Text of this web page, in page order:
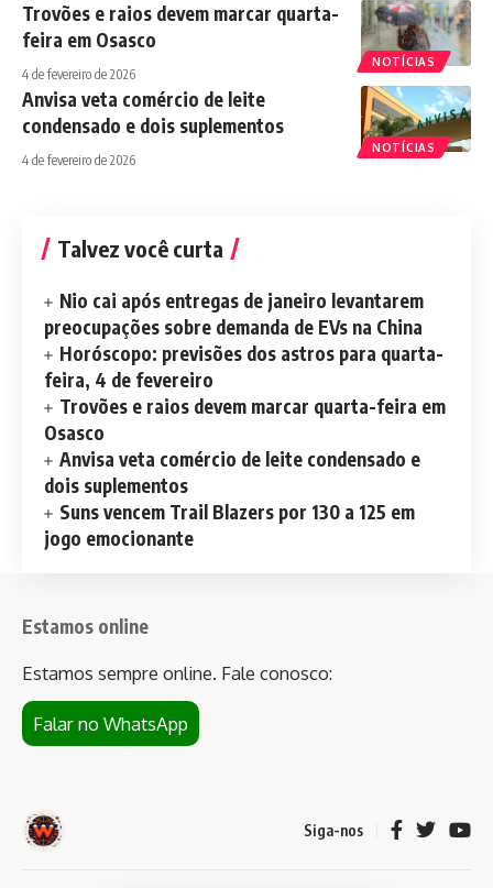
NOTÍCIAS
Trovões e raios devem marcar quarta-
feira em Osasco
4 de fevereiro de 2026
NOTÍCIAS
Anvisa veta comércio de leite
condensado e dois suplementos
4 de fevereiro de 2026
Talvez você curta
Nio cai após entregas de janeiro levantarem
preocupações sobre demanda de EVs na China
Horóscopo: previsões dos astros para quarta-
feira, 4 de fevereiro
Trovões e raios devem marcar quarta-feira em
Osasco
Anvisa veta comércio de leite condensado e
dois suplementos
Suns vencem Trail Blazers por 130 a 125 em
jogo emocionante
Estamos online
Estamos sempre online. Fale conosco:
Falar no WhatsApp
Siga-nos